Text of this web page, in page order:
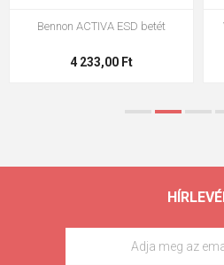
Bennon ACTIVA ESD betét
4 233,00 Ft